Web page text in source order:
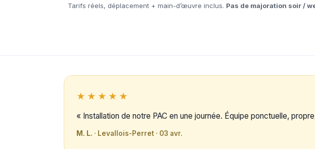
Tarifs réels, déplacement + main-d’œuvre inclus. Pas de majoration soir /
★★★★★
« Installation de notre PAC en une journée. Équipe ponctuelle,
M. L. · Levallois-Perret · 03 avr.